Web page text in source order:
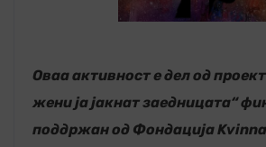
Оваа активност е дел од
жени ја јакнат заедницата“
поддржан од Фондација